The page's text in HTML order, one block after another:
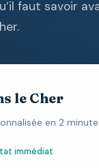
faut savoir
le Cher
en 2
immédiat